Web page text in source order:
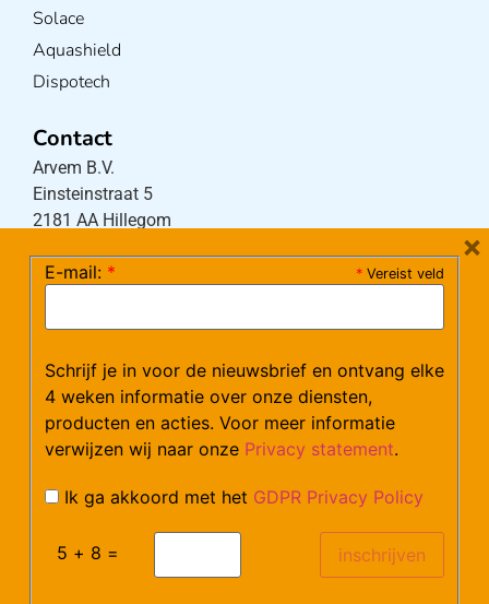
Solace
Aquashield
Dispotech
Contact
Arvem B.V.
Einsteinstraat 5
2181 AA Hillegom
(maandag – donderdag 08:30-17:15 uur / vrijdag
Mail:klantenservice@arvem.nl
Werken bij Arvem?
* Vereist veld
E-mail: *
Schrijf je in voor de nieuwsbrief en ontvang elke
4 weken informatie over onze diensten,
producten en acties. Voor meer informatie
verwijzen wij naar onze Privacy statement.
Ik ga akkoord met het GDPR Privacy Policy
5 + 8 =
×